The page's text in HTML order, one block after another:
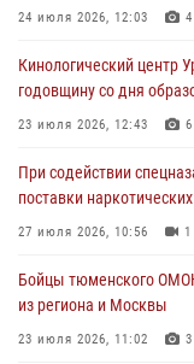
05 августа 2026, 09:56
Военнослужащие
направлении
05 августа 2026, 05:35
Стальной характер
масштабных спортивных
05 августа 2026, 05:22
24 июля 2026, 12:03 4
Кинологический центр
годовщину со дня
23 июля 2026, 12:43 6
При содействии
поставки
27 июля 2026, 10:56 1
Бойцы тюменского
из региона и Москвы
23 июля 2026, 11:02 3